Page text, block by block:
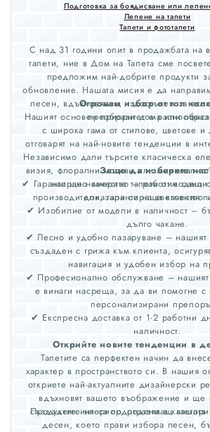
Подготовка за боядисване или
Лепене на тапети
Тапети и фототапети
С над 31 години опит в продажбата на
тапети, ние в Дом на Тапета сме
предложим най-добрите продукти
обновление. Нашата мисия е да
лесен, вдъхновяващ и достъпен за
преобрази дома или
Огромен избор от топ
Нашият основен приоритет е
с широка гама от стилове, цветове
отговарят на най-новите тенденции в
Независимо дали търсите класическа
визия, флорални мотиви или
нас ще намерите тапети от
производители, гарантиращи качество
Защо да изберете
✔ Гарантирано качество – работим само
доказали се на световния
✔ Изобилие от модели в наличност –
дълго чакане.
✔ Лесно и удобно пазаруване – нашият
създаден с грижа към клиента,
навигация и удобен избор на
✔ Професионално обслужване – нашият
е винаги насреща, за да ви помогне с
персонализирани
✔ Експресна доставка от 1-2 работни
наличност.
Открийте новите тенденции в
Тапетите са перфектен начин да
характер в пространството си. В нашия
откриете най-актуалните дизайнерски
вдъхновят вашето въображение и ще
създадете интериор, отразяващ вашата
Продуктите ни са подредени в
десен, което прави избора лесен,